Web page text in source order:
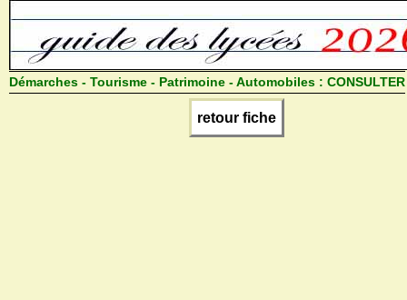
Démarches - Tourisme - Patrimoine - Automobiles : CONSULTER
retour fiche